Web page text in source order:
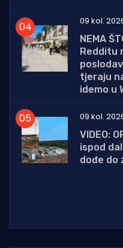
09 kol.
NEMA
Redditu
tjeraju
idemo u
09 kol.
VIDEO:
ispod
dođe do